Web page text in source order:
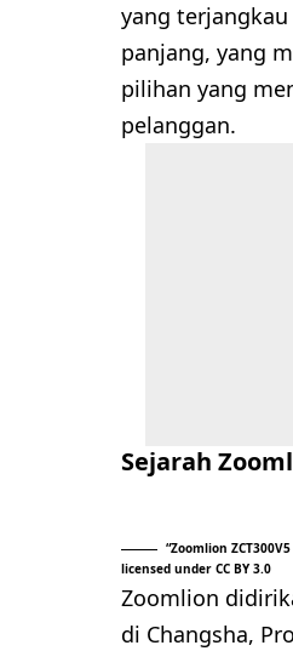
yang
panjang, yang
pilihan yang
pelanggan.
Sejarah
“Zoomlion
licensed under CC BY 3.0
Zoomlion
di Changsha,